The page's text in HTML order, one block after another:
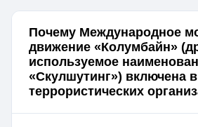
Почему Международное
движение «Колумбайн»
используемое
«Скулшутинг») включена
террористических